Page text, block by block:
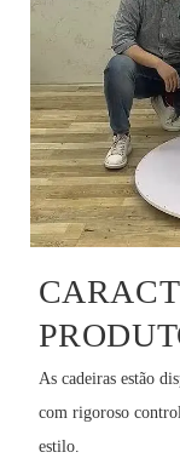
As cadeiras estão
com rigoroso
estilo.